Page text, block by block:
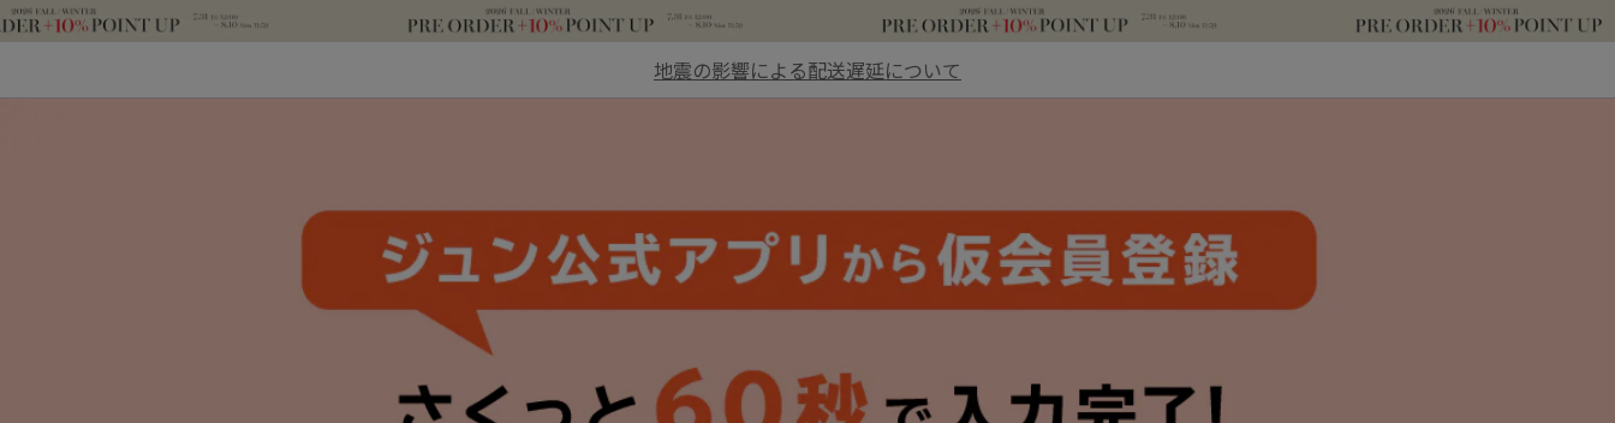
地震の影響による配送遅延について